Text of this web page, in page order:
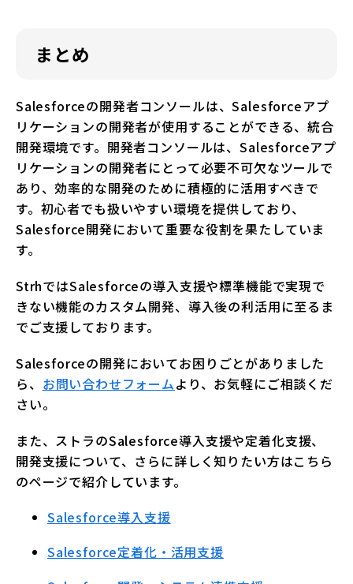
まとめ
Salesforceの開発者コンソールは、Salesforceアプ
リケーションの開発者が使用することができる、統合
開発環境です。開発者コンソールは、Salesforceアプ
リケーションの開発者にとって必要不可欠なツールで
あり、効率的な開発のために積極的に活用すべきで
す。初心者でも扱いやすい環境を提供しており、
Salesforce開発において重要な役割を果たしていま
す。
StrhではSalesforceの導入支援や標準機能で実現で
きない機能のカスタム開発、導入後の利活用に至るま
でご支援しております。
Salesforceの開発においてお困りごとがありました
ら、 お問い合わせフォームより、お気軽にご相談くだ
さい。
また、ストラのSalesforce導入支援や定着化支援、
開発支援について、さらに詳しく知りたい方はこちら
のページで紹介しています。
Salesforce導入支援
Salesforce定着化・活用支援